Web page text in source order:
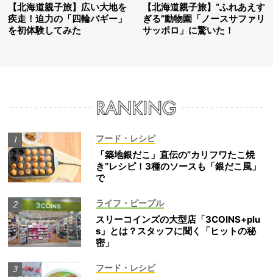
【北海道親子旅】広い大地を
疾走！迫力の「四輪バギー」
を初体験してみた
【北海道親子旅】“ふれあえす
ぎる”動物園「ノースサファリ
サッポロ」に驚いた！
フード・レシピ
「築地銀だこ」直伝の”カリフワたこ焼
き”レシピ！3種のソースも「銀だこ風」
で
ライフ・ピープル
スリーコインズの大型店「3COINS+plu
s」とは？スタッフに聞く「ヒットの秘
密」
フード・レシピ